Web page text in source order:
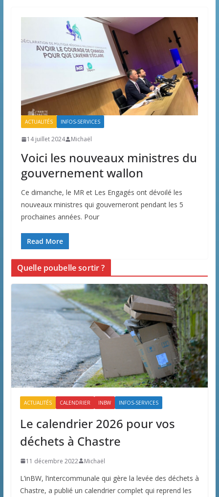
ACTUALITÉS INFOS-SERVICES
14 juillet 2024 Michaël
Voici les nouveaux ministres du
gouvernement wallon
Ce dimanche, le MR et Les Engagés ont dévoilé les
nouveaux ministres qui gouverneront pendant les 5
prochaines années. Pour
Read More
Quelle poubelle sortir ?
ACTUALITÉS CALENDRIER INBW INFOS-SERVICES
Le calendrier 2026 pour vos
déchets à Chastre
11 décembre 2022 Michaël
L’inBW, l’intercommunale qui gère la levée des déchets à
Chastre, a publié un calendrier complet qui reprend les